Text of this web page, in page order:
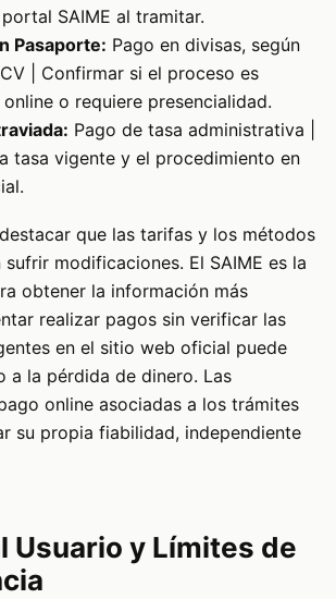
SAIME al tramitar.
Pasaporte: Pago en divisas, según
| Confirmar si el proceso es
o requiere presencialidad.
Pago de tasa administrativa |
tasa vigente y el procedimiento en
que las tarifas y los métodos
modificaciones. El SAIME es la
obtener la información más
realizar pagos sin verificar las
en el sitio web oficial puede
a la pérdida de dinero. Las
online asociadas a los trámites
su propia fiabilidad, independiente
Usuario y Límites de